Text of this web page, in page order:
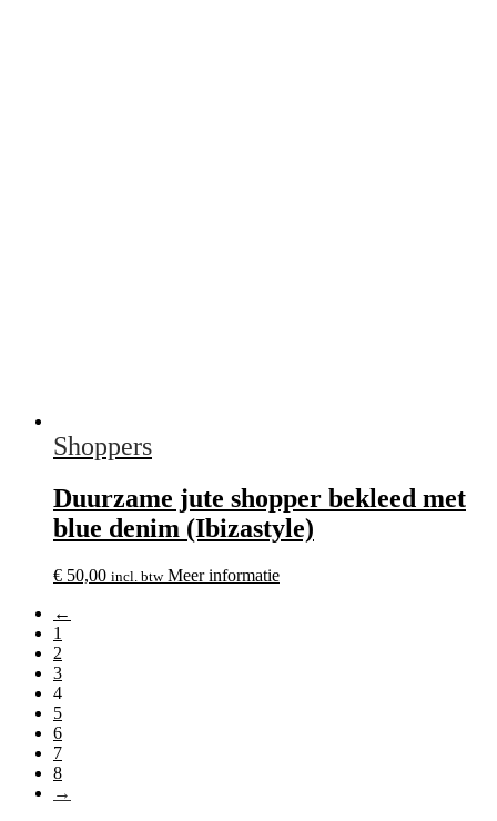
Shoppers
Duurzame jute shopper bekleed met
blue denim (Ibizastyle)
€ 50,00 incl. btw Meer informatie
←
1
2
3
4
5
6
7
8
→